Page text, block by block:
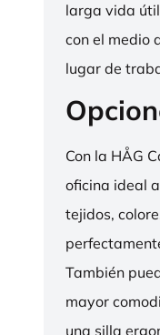
larga vida
con el medio
lugar de
Con la HÅG
oficina ideal
tejidos,
También
mayor
una silla